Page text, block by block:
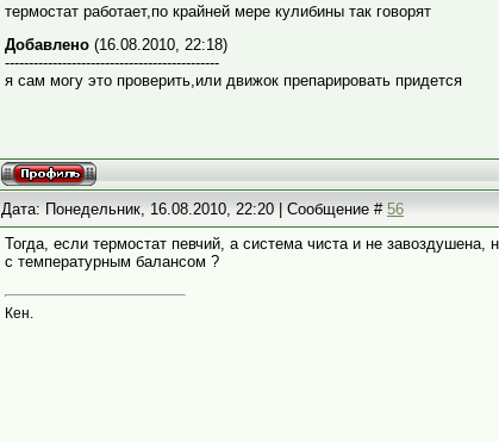
термостат работает,по крайней мере кулибины так говорят
Добавлено (16.08.2010, 22:18)
---------------------------------------------
я сам могу это проверить,или движок препарировать придется
Дата: Понедельник, 16.08.2010, 22:20 | Сообщение #56
Тогда, если термостат певчий, а система чиста и не
с температурным балансом ?
Кен.